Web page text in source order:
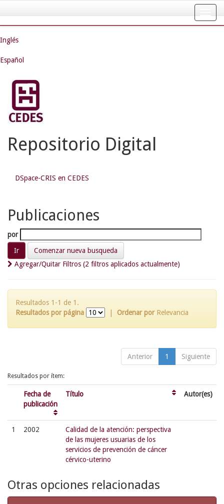
navigation
Inglés
Español
Repositorio Digital
DSpace-CRIS en CEDES
Publicaciones
por
Comenzar nueva busqueda
Agregar/Quitar Filtros (2 filtros aplicados actualmente)
Resultados 1-1 de 1.
Resultados por página
Ordenar por Relevancia
Anterior 1 Siguiente
Resultados por ítem:
Fecha de
publicación
Título Autor(es)
1 2002
Calidad de la atención: perspectiva
de las mujeres usuarias de los
servicios de prevención de cáncer
cérvico-uterino
Otras opciones relacionadas